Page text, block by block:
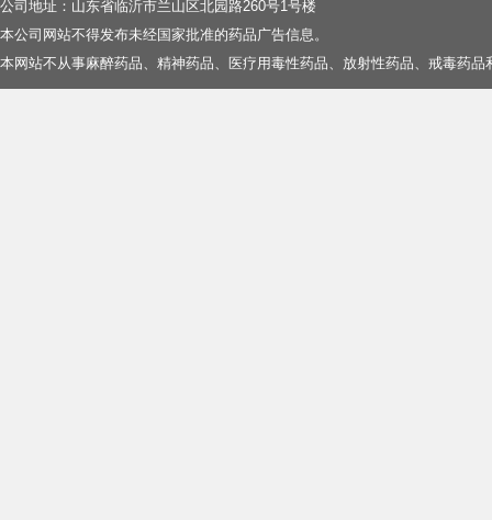
公司地址：山东省临沂市兰山区北园路260号1号楼
本公司网站不得发布未经国家批准的药品广告信息。
本网站不从事麻醉药品、精神药品、医疗用毒性药品、放射性药品、戒毒药